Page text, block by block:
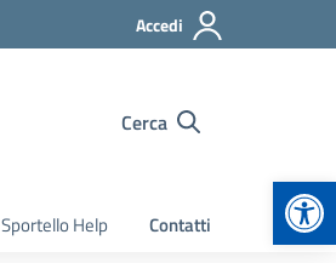
Accedi
Cerca
Sportello Help Contatti